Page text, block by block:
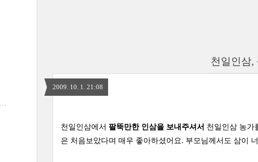
천일인삼,
2009. 10. 1. 21:08
천일인삼에서 팔뚝만한 인삼을 보내주셔서 천일인삼 농가
은 처음보았다며 매우 좋아하셨어요. 부모님께서도 삼이